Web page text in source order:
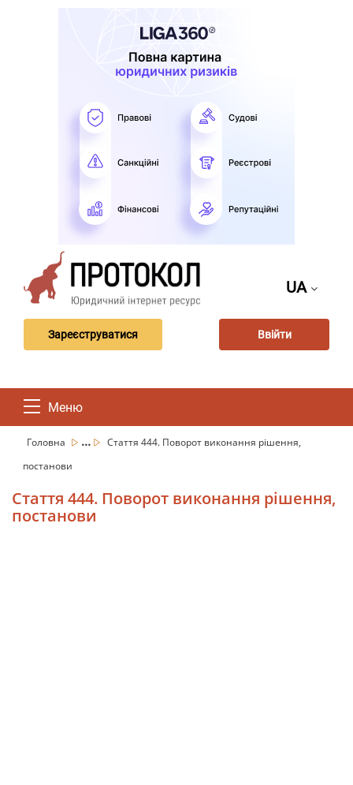
UA
Зареєструватися Ввійти
Меню
Головна ...
Стаття 444. Поворот виконання рішення,
постанови
Стаття 444. Поворот виконання рішення,
постанови